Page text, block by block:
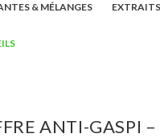
& MÉLANGES
ANTI-GASPI